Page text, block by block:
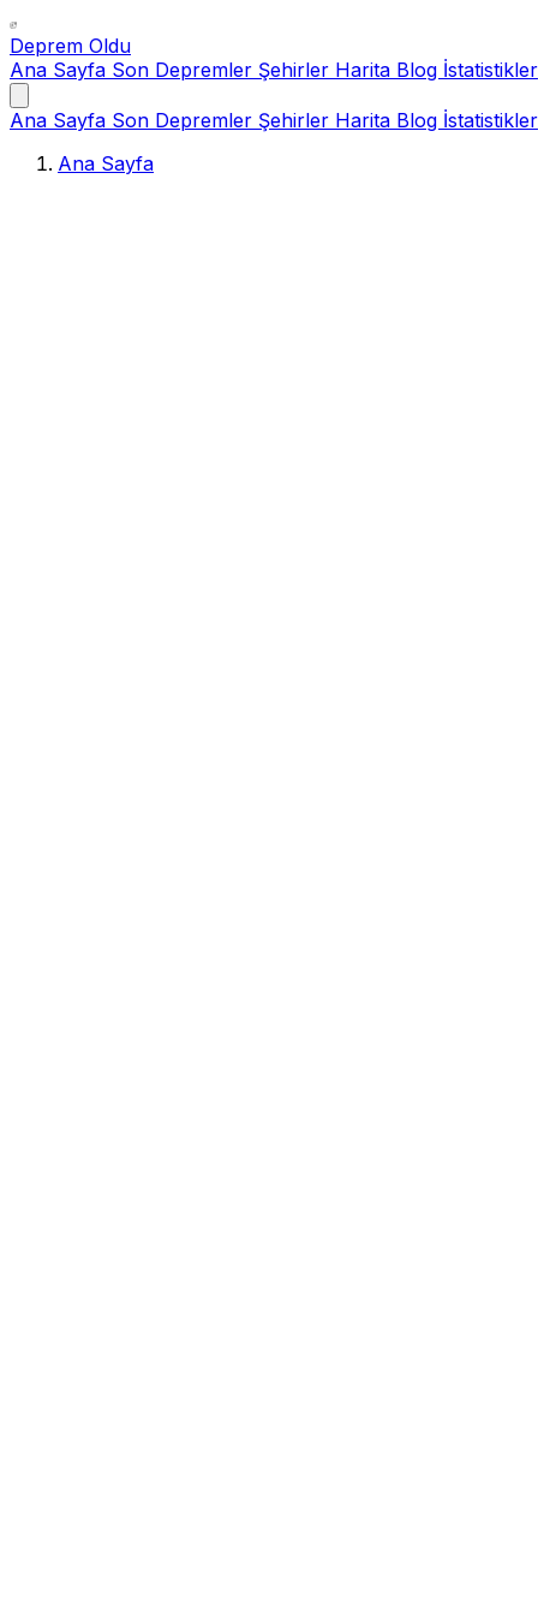
Deprem Oldu
Ana Sayfa Son Depremler Şehirler Harita Blog İstatistikler
Ana Sayfa Son Depremler Şehirler Harita Blog İstatistikler
Ana Sayfa